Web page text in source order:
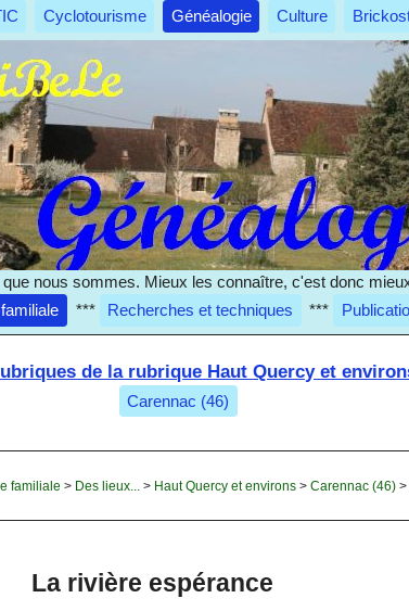
Cyclotourisme Généalogie Culture
nous sommes. Mieux les connaître, c'est donc
*** Recherches et techniques ***
de la rubrique Haut Quercy et
Carennac (46)
familiale > Des lieux... > Haut Quercy et environs >Carennac (46)
La rivière espérance